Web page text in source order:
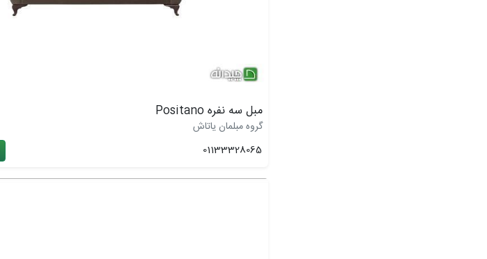
مبل سه نفره Positano
گروه مبلمان یاتاش
01133328065